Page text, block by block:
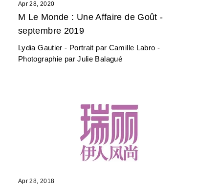
Apr 28, 2020
M Le Monde : Une Affaire de Goût -
septembre 2019
Lydia Gautier - Portrait par Camille Labro -
Photographie par Julie Balagué
Apr 28, 2018